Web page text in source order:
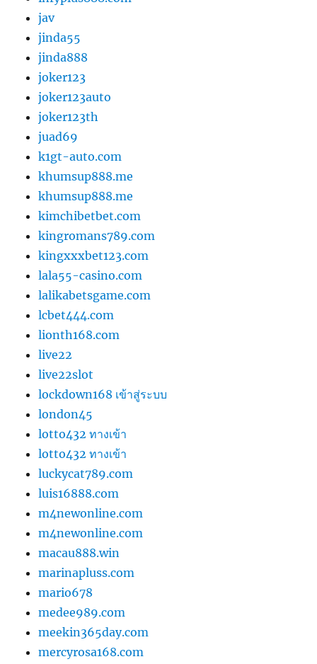
jav
jinda55
jinda888
joker123
joker123auto
joker123th
juad69
k1gt-auto.com
khumsup888.me
khumsup888.me
kimchibetbet.com
kingromans789.com
kingxxxbet123.com
lala55-casino.com
lalikabetsgame.com
lcbet444.com
lionth168.com
live22
live22slot
lockdown168 เข้าสู่ระบบ
london45
lotto432 ทางเข้า
lotto432 ทางเข้า
luckycat789.com
luis16888.com
m4newonline.com
m4newonline.com
macau888.win
marinapluss.com
mario678
medee989.com
meekin365day.com
mercyrosa168.com